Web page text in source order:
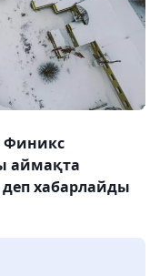
аймақта
хабарлайды